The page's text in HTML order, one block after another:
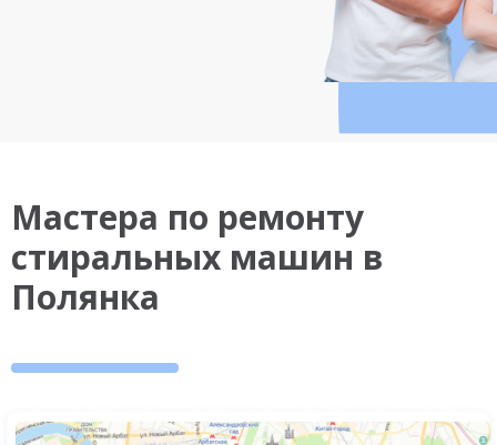
Мастера по ремонту
стиральных машин в
Полянка